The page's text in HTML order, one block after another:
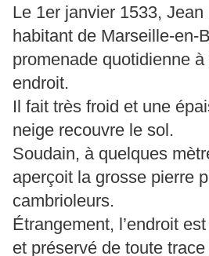
Le 1er janvier 1533, Jean
habitant de Marseille-en-
promenade quotidienne
endroit.
Il fait très froid et une
neige recouvre le sol.
Soudain, à quelques
aperçoit la grosse pierre
cambrioleurs.
Étrangement, l’endroit
et préservé de toute trace